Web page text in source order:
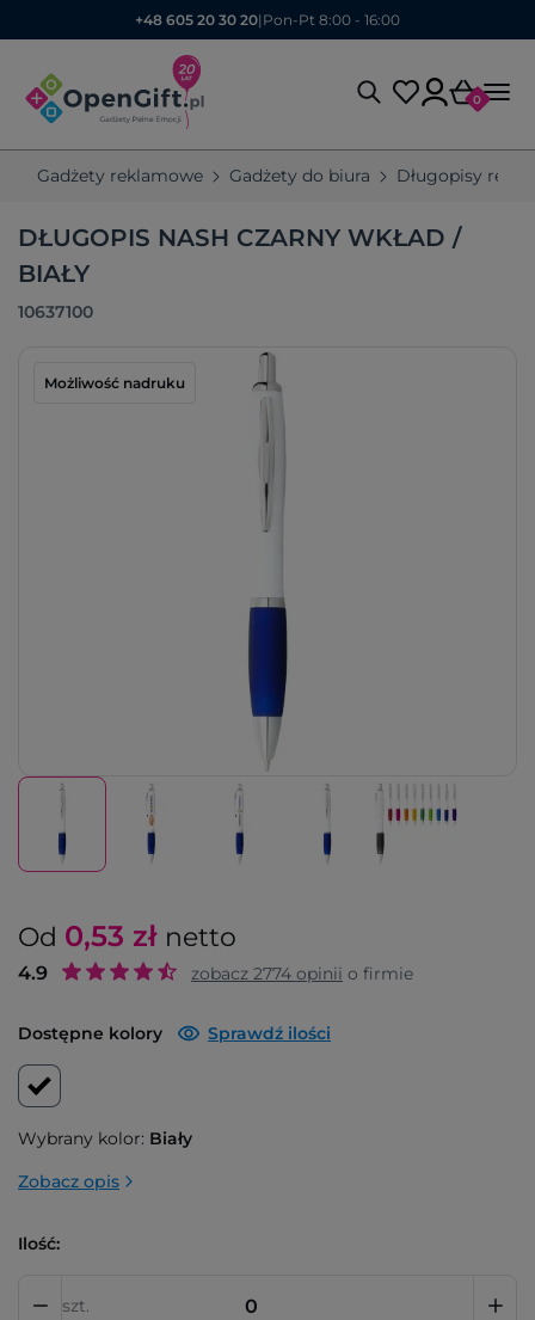
+48 605 20 30 20| Pon-Pt 8:00 - 16:00
0
Gadżety reklamowe Gadżety do biura Długopisy
DŁUGOPIS NASH CZARNY WKŁAD /
BIAŁY
10637100
Możliwość nadruku
Od 0,53 zł netto
4.9 zobacz 2774 opinii o firmie
Dostępne kolory Sprawdź ilości
Wybrany kolor: Biały
Zobacz opis
Ilość:
szt.